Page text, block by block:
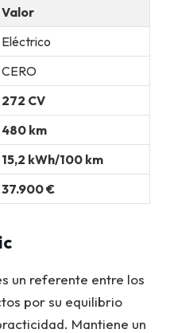
Valor
Eléctrico
CERO
272 CV
480 km
15,2 kWh/100 km
37.900 €
un referente entre los
por su equilibrio
Mantiene un